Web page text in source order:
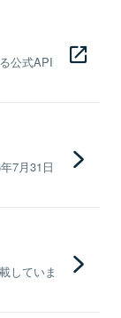
公式API
7月31日
していま